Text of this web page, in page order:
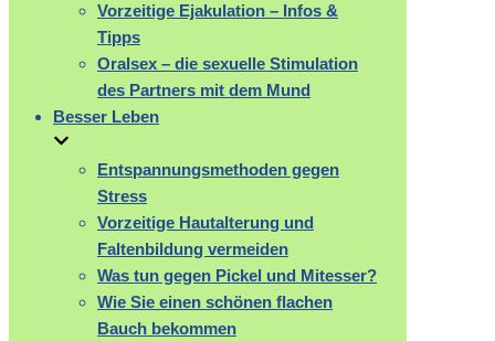
Vorzeitige Ejakulation – Infos &
Tipps
Oralsex – die sexuelle Stimulation
des Partners mit dem Mund
Besser Leben
Entspannungsmethoden gegen
Stress
Vorzeitige Hautalterung und
Faltenbildung vermeiden
Was tun gegen Pickel und Mitesser?
Wie Sie einen schönen flachen
Bauch bekommen